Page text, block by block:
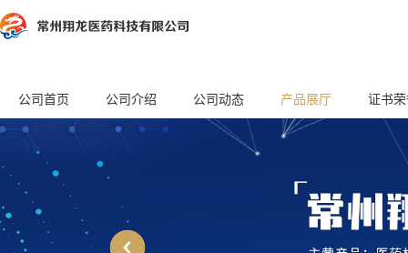
公司首页 公司介绍 公司动态 产品展厅 证书